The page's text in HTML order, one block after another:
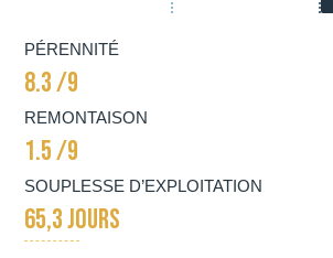
PÉRENNITÉ
8.3 /9
REMONTAISON
1.5 /9
SOUPLESSE D’EXPLOITATION
65,3 JOURS